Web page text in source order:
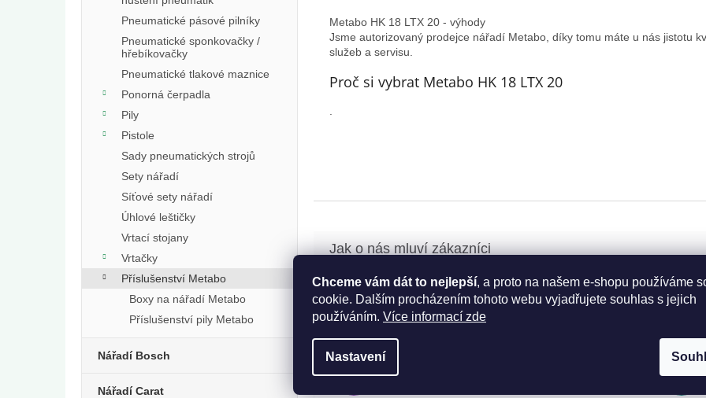
Chceme vám dát to nejlepší, a proto na našem e-shopu používáme
cookie. Dalším procházením tohoto webu vyjadřujete souhlas s jejich
používáním. Více informací zde
Nastavení
Pneumatické pásové pilníky
Pneumatické sponkovačky /
hřebíkovačky
Pneumatické tlakové maznice
Ponorná čerpadla
Pily
Pistole
Sady pneumatických strojů
Sety nářadí
Síťové sety nářadí
Úhlové leštičky
Vrtací stojany
Vrtačky
Příslušenství Metabo
Boxy na nářadí Metabo
Příslušenství pily Metabo
Nářadí Bosch
Nářadí Carat
Metabo HK 18 LTX 20 - výhody
Jsme autorizovaný prodejce nářadí Metabo, díky tomu máte u nás jistotu
služeb a servisu.
Proč si vybrat Metabo HK 18 LTX 20
OF Oto Fichna
Hodnocení obchodu je 5 z 5 hvězdiček.
5.8.2026 JV
JB DD